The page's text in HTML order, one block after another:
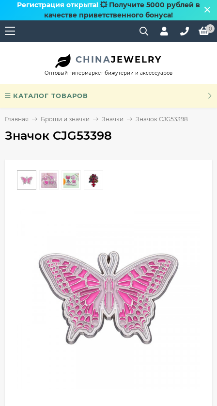
Регистрация открыта! 💥 Получите 5000 рублей в
качестве приветственного бонуса!
0
CHINAJEWELRY
Оптовый гипермаркет бижутерии и аксессуаров
КАТАЛОГ ТОВАРОВ
Главная Броши и значки Значки Значок CJG53398
Значок CJG53398